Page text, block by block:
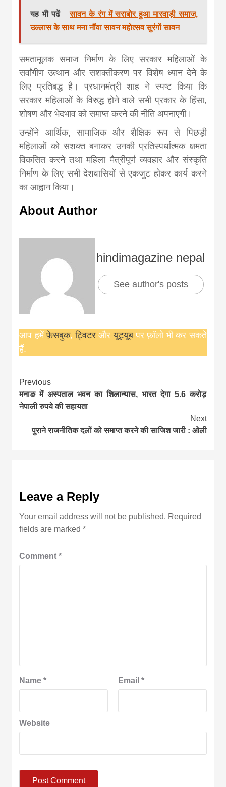
यह भी पढें
सावन के रंग में सराबोर हुआ मारवाड़ी समाज,
उल्लास के साथ मना नौंवा सावन महोत्सव सुरंगों सावन
समतामूलक समाज निर्माण के लिए सरकार महिलाओं के
सर्वांगीण उत्थान और सशक्तीकरण पर विशेष ध्यान देने के
लिए प्रतिबद्ध है। प्रधानमंत्री शाह ने स्पष्ट किया कि
सरकार महिलाओं के विरुद्ध होने वाले सभी प्रकार के हिंसा,
शोषण और भेदभाव को समाप्त करने की नीति अपनाएगी।
उन्होंने आर्थिक, सामाजिक और शैक्षिक रूप से पिछड़ी
महिलाओं को सशक्त बनाकर उनकी प्रतिस्पर्धात्मक क्षमता
विकसित करने तथा महिला मैत्रीपूर्ण व्यवहार और संस्कृति
निर्माण के लिए सभी देशवासियों से एकजुट होकर कार्य करने
का आह्वान किया।
About Author
hindimagazine nepal
See author's posts
आप हमेंफ़ेसबुक,ट्विटरऔरयूट्यूबपर फ़ॉलो भी कर सकते
हैं.
Continue
Reading
Previous
मनाङ में अस्पताल भवन का शिलान्यास, भारत देगा 5.6 करोड़
नेपाली रुपये की सहायता
Next
पुराने राजनीतिक दलों को समाप्त करने की साजिश जारी : ओली
Leave a Reply
Your email address will not be published. Required
fields are marked*
Comment*
Name* Email *
Website